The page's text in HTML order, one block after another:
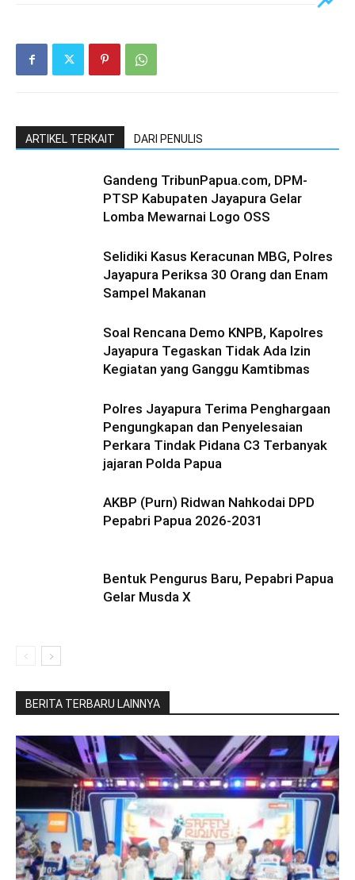
ARTIKEL TERKAIT DARI PENULIS
Gandeng TribunPapua.com, DPM-
PTSP Kabupaten Jayapura Gelar
Lomba Mewarnai Logo OSS
Selidiki Kasus Keracunan MBG, Polres
Jayapura Periksa 30 Orang dan Enam
Sampel Makanan
Soal Rencana Demo KNPB, Kapolres
Jayapura Tegaskan Tidak Ada Izin
Kegiatan yang Ganggu Kamtibmas
Polres Jayapura Terima Penghargaan
Pengungkapan dan Penyelesaian
Perkara Tindak Pidana C3 Terbanyak
jajaran Polda Papua
AKBP (Purn) Ridwan Nahkodai DPD
Pepabri Papua 2026-2031
Bentuk Pengurus Baru, Pepabri Papua
Gelar Musda X
BERITA TERBARU LAINNYA